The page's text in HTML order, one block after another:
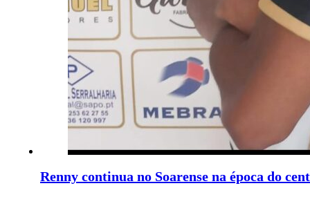
Renny continua no Soarense na época do